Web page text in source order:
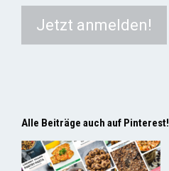
Alle Beiträge auch auf Pinterest!